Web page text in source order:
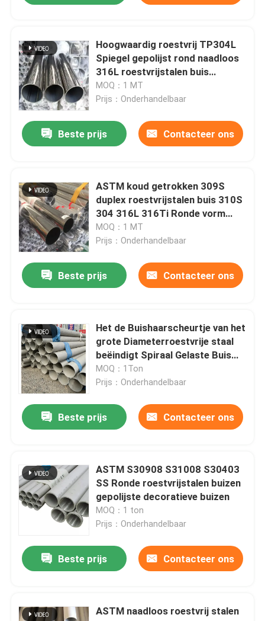
Producten
Videos
Ongeveer ons
Kwaliteitscontrole
Contacteer ons
Nieuws
ss naadloze buis
SS om Pijp
SS 304 Pijp
de plaat van het aluminiumblad
Het Blad van het roestvrij staalmetaal
Roestvrij staalstrook
Hoogwaardig roestvrij TP304L
Spiegel gepolijst rond naadloos
316L roestvrijstalen buis
voedselkwaliteit hol 06cr18ni10
SS-pijp
MOQ：1 MT
Prijs：Onderhandelbaar
Beste prijs Contacteer ons
ASTM koud getrokken 309S
duplex roestvrijstalen buis 310S
304 316L 316Ti Ronde vorm
Helder oppervlak DN50 Sch20s
Inoxpijp
MOQ：1 MT
Prijs：Onderhandelbaar
Beste prijs Contacteer ons
Het de Buishaarscheurtje van het
grote Diameterroestvrije staal
beëindigt Spiraal Gelaste Buis
Koudgetrokken SS201
MOQ：1Ton
Prijs：Onderhandelbaar
Beste prijs Contacteer ons
ASTM S30908 S31008 S30403
SS Ronde roestvrijstalen buizen
gepolijste decoratieve buizen
MOQ：1 ton
Prijs：Onderhandelbaar
Beste prijs Contacteer ons
ASTM naadloos roestvrij stalen